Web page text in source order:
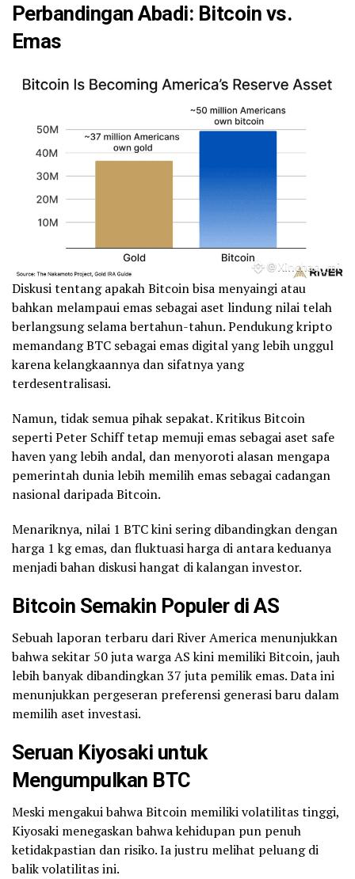
Perbandingan Abadi: Bitcoin vs.
Emas
Diskusi tentang apakah Bitcoin bisa menyaingi atau
bahkan melampaui emas sebagai aset lindung nilai telah
berlangsung selama bertahun-tahun. Pendukung kripto
memandang BTC sebagai emas digital yang lebih unggul
karena kelangkaannya dan sifatnya yang
terdesentralisasi.
Namun, tidak semua pihak sepakat. Kritikus Bitcoin
seperti Peter Schiff tetap memuji emas sebagai aset safe
haven yang lebih andal, dan menyoroti alasan mengapa
pemerintah dunia lebih memilih emas sebagai cadangan
nasional daripada Bitcoin.
Menariknya, nilai 1 BTC kini sering dibandingkan dengan
harga 1 kg emas, dan fluktuasi harga di antara keduanya
menjadi bahan diskusi hangat di kalangan investor.
Bitcoin Semakin Populer di AS
Sebuah laporan terbaru dari River America menunjukkan
bahwa sekitar 50 juta warga AS kini memiliki Bitcoin, jauh
lebih banyak dibandingkan 37 juta pemilik emas. Data ini
menunjukkan pergeseran preferensi generasi baru dalam
memilih aset investasi.
Seruan Kiyosaki untuk
Mengumpulkan BTC
Meski mengakui bahwa Bitcoin memiliki volatilitas tinggi,
Kiyosaki menegaskan bahwa kehidupan pun penuh
ketidakpastian dan risiko. Ia justru melihat peluang di
balik volatilitas ini.